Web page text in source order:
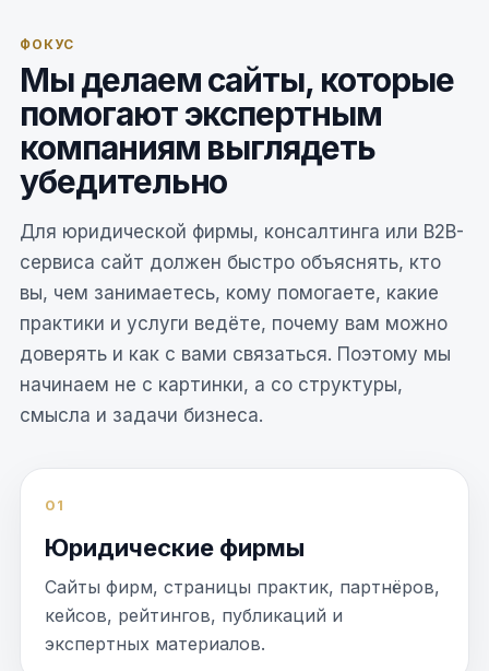
ФОКУС
Мы делаем сайты, которые
помогают экспертным
компаниям выглядеть
убедительно
Для юридической фирмы, консалтинга или B2B-
сервиса сайт должен быстро объяснять, кто
вы, чем занимаетесь, кому помогаете, какие
практики и услуги ведёте, почему вам можно
доверять и как с вами связаться. Поэтому мы
начинаем не с картинки, а со структуры,
смысла и задачи бизнеса.
01
Юридические фирмы
Сайты фирм, страницы практик, партнёров,
кейсов, рейтингов, публикаций и
экспертных материалов.